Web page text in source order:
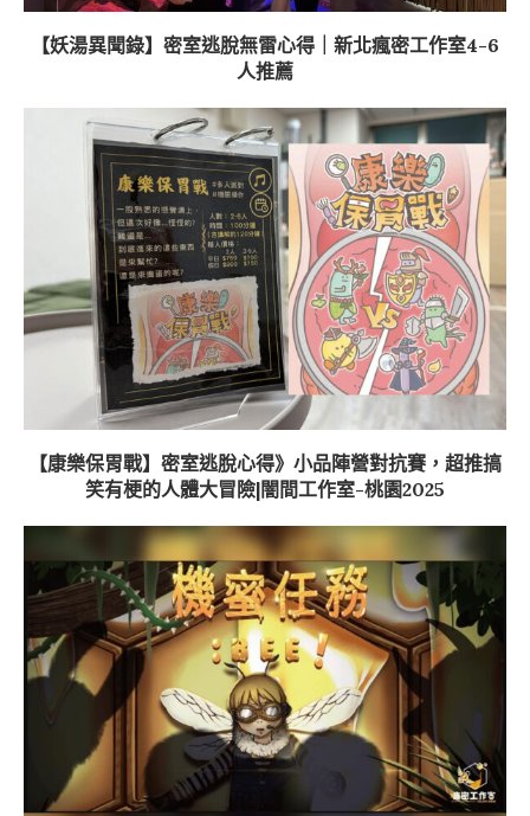
【妖湯異聞錄】密室逃脫無雷心得｜新北瘋密工作室4-6
人推薦
【康樂保胃戰】密室逃脫心得》小品陣營對抗賽，超推搞
笑有梗的人體大冒險|闇間工作室-桃園2025